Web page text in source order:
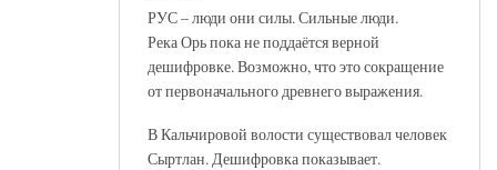
РУС – люди они силы. Сильные люди.
Река Орь пока не поддаётся верной
дешифровке. Возможно, что это сокращение
от первоначального древнего выражения.
В Кальчировой волости существовал человек
Сыртлан. Дешифровка показывает.